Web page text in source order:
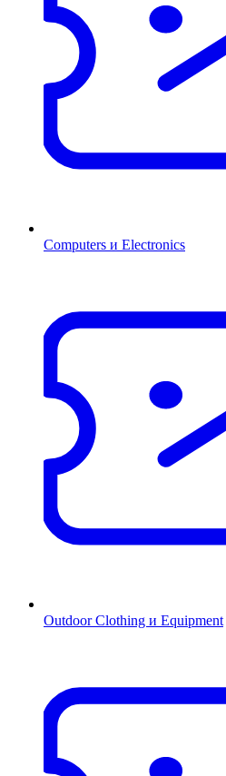
Computers и Electronics
Outdoor Clothing и Equipment